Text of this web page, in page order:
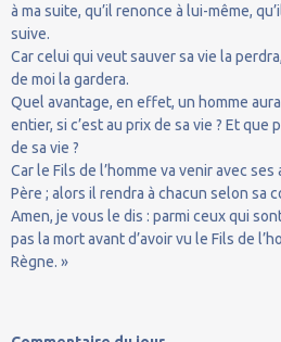
à ma suite, qu’il renonce à lui-même,
suive.
Car celui qui veut sauver sa vie la
de moi la gardera.
Quel avantage, en effet, un homme
entier, si c’est au prix de sa vie ? Et
de sa vie ?
Car le Fils de l’homme va venir avec
Père ; alors il rendra à chacun selon sa
Amen, je vous le dis : parmi ceux qui
pas la mort avant d’avoir vu le Fils de
Règne. »